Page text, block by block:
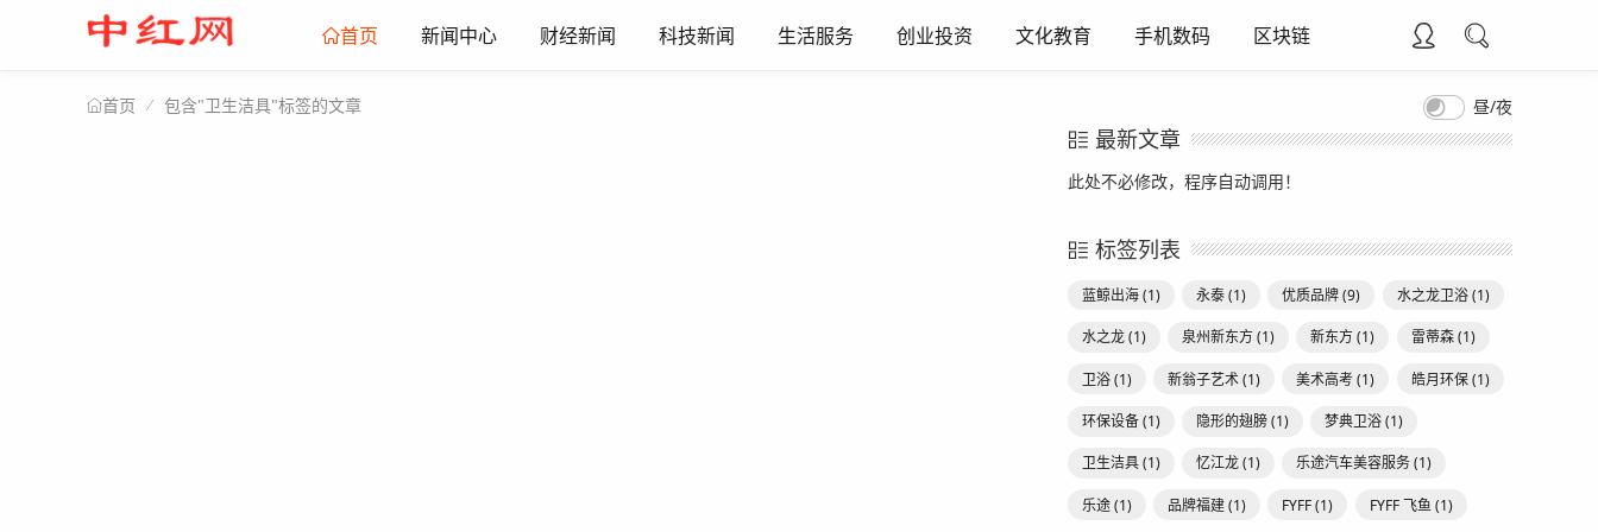
首页 新闻中心 财经新闻 科技新闻 生活服务 创业投资 文化教育 手机数码 区块链
昼/夜
首页 包含"卫生洁具"标签的文章
最新文章
此处不必修改，程序自动调用！
标签列表
蓝鲸出海(1) 永泰(1) 优质品牌(9) 水之龙卫浴(1)
水之龙(1) 泉州新东方(1) 新东方(1) 雷蒂森(1)
卫浴(1) 新翁子艺术(1) 美术高考(1) 皓月环保(1)
环保设备(1) 隐形的翅膀(1) 梦典卫浴(1)
卫生洁具(1) 忆江龙(1) 乐途汽车美容服务(1)
乐途(1) 品牌福建(1) FYFF(1) FYFF 飞鱼(1)